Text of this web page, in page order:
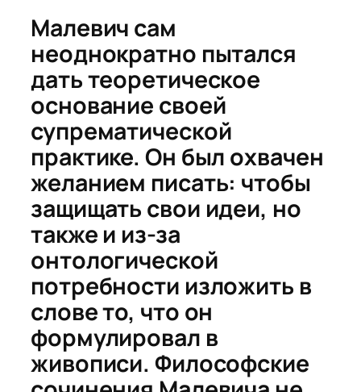
Малевич сам
неоднократно пытался
дать теоретическое
основание своей
супрематической
практике. Он был охвачен
желанием писать: чтобы
защищать свои идеи, но
также и из-за
онтологической
потребности изложить в
слове то, что он
формулировал в
живописи. Философские